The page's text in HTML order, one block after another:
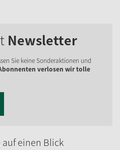
Newsletter
Sie keine Sonderaktionen und
verlosen wir tolle
auf einen Blick